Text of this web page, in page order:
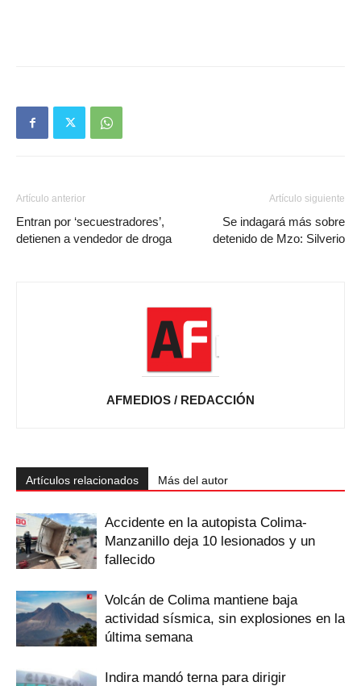
Artículo anterior
Entran por ‘secuestradores’,
detienen a vendedor de droga
Artículo siguiente
Se indagará más sobre
detenido de Mzo: Silverio
AFMEDIOS / REDACCIÓN
Artículos relacionados Más del autor
Accidente en la autopista Colima-
Manzanillo deja 10 lesionados y un
fallecido
Volcán de Colima mantiene baja
actividad sísmica, sin explosiones en la
última semana
Indira mandó terna para dirigir